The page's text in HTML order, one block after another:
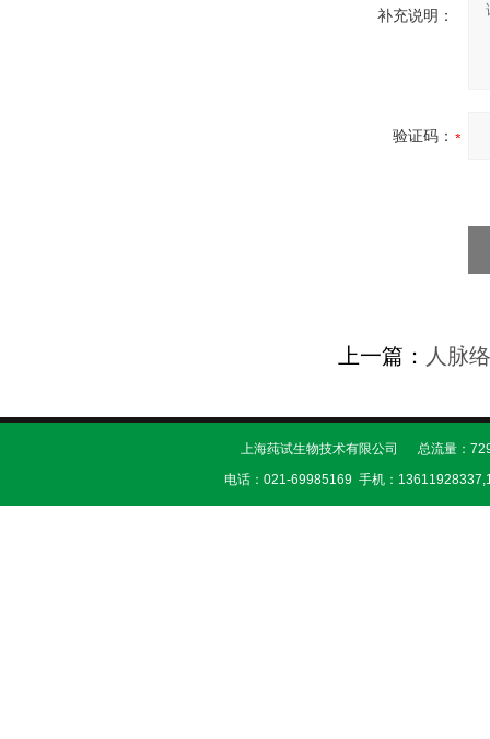
补充说明：
验证码：
上一篇： 人脉
上海莼试生物技术有限公司 总流量：
电话：021-69985169 手机：